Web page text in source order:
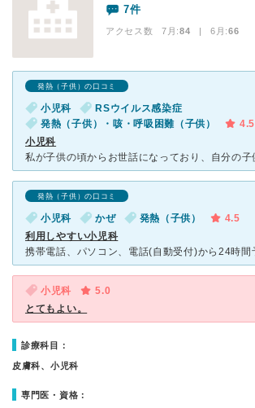
7件
アクセス数 7月:84 | 6月:66
発熱（子供）の口コミ
小児科
RSウイルス感染症
発熱（子供）・咳・呼吸困難（子供）
4.5
小児科
発熱（子供）の口コミ
小児科 かぜ 発熱（子供）
4.5
利用しやすい小児科
小児科
5.0
とてもよい。
診療科目：
皮膚科、小児科
専門医・資格：